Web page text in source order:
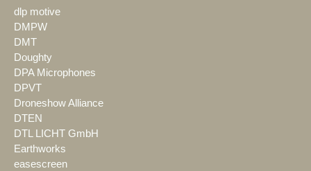
dlp motive
DMPW
DMT
Doughty
DPA Microphones
DPVT
Droneshow Alliance
DTEN
DTL LICHT GmbH
Earthworks
easescreen